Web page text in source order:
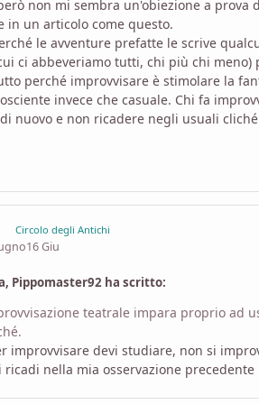
non mi sembra un'obiezione a
in un articolo come questo.
le avventure prefatte le scrive
ci abbeveriamo tutti, chi più chi meno)
perché improvvisare è stimolare la
invece che casuale. Chi fa
nuovo e non ricadere negli usuali
Circolo degli Antichi
16 Giu
Pippomaster92 ha scritto:
teatrale impara proprio ad
improvvisare devi studiare, non si
nella mia osservazione precedente